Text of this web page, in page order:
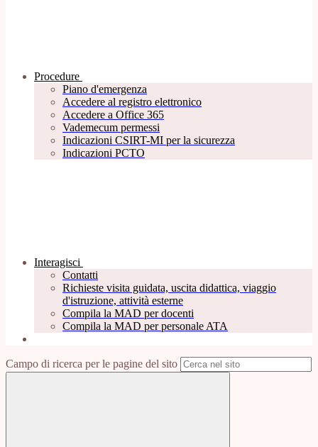
Procedure
Piano d'emergenza
Accedere al registro elettronico
Accedere a Office 365
Vademecum permessi
Indicazioni CSIRT-MI per la sicurezza
Indicazioni PCTO
Interagisci
Contatti
Richieste visita guidata, uscita didattica, viaggio
d'istruzione, attività esterne
Compila la MAD per docenti
Compila la MAD per personale ATA
Campo di ricerca per le pagine del sito